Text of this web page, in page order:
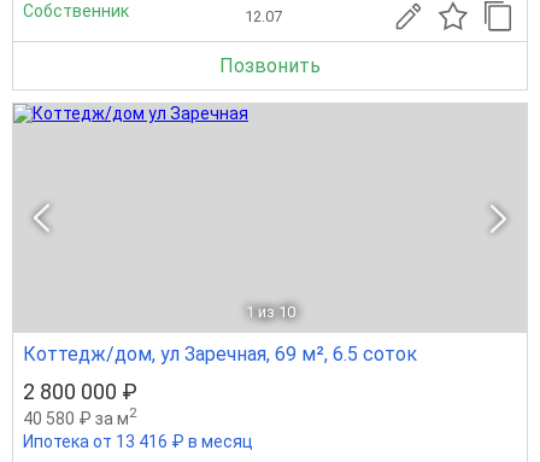
Собственник 12.07
Позвонить
1 из 10
Коттедж/дом, ул Заречная, 69 м², 6.5 соток
2 800 000 ₽
40 580 ₽ за м2
Ипотека от 13 416 ₽ в месяц